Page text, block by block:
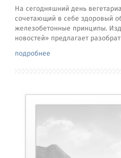
На сегодняшний день
сочетающий в себе здоровый
железобетонные принципы.
новостей» предлагает
подробнее